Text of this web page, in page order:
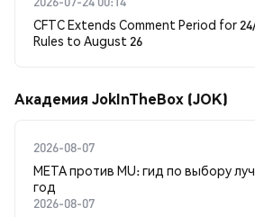
CFTC Extends Comment Period for
Rules to August 26
Академия JokInTheBox (JOK)
2026-08-07
META против MU: гид по выбору
год
2026-08-07